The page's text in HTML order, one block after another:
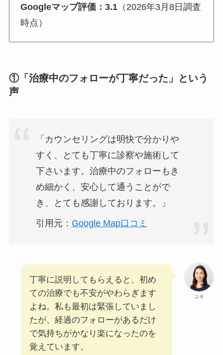
Googleマップ評価：3.1 （2026年3月8日調査
時点）
①「治療中のフォローが丁寧だった」という
声
「カウンセリングは明快で分かりや
すく、とても丁寧に診察や施術して
下さいます。治療中のフォローもき
め細かく、安心して通うことがで
き、とても感謝しております。」
引用元： Google Map口コミ
ユキ
丁寧に説明してもらえると、初め
ての治療でも不安がやわらぎます
よね。私も最初は緊張していまし
たが、経過のフォローがあるだけ
で気持ちがかなり楽になったのを
覚えています。